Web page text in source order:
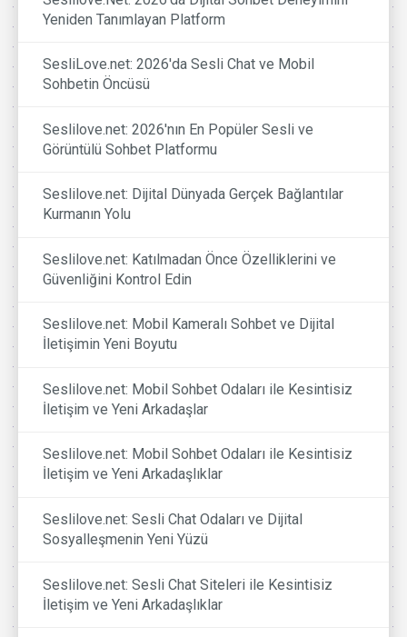
Yeniden Tanımlayan Platform
SesliLove.net: 2026'da Sesli Chat ve Mobil
Sohbetin Öncüsü
Seslilove.net: 2026'nın En Popüler Sesli ve
Görüntülü Sohbet Platformu
Seslilove.net: Dijital Dünyada Gerçek Bağlantılar
Kurmanın Yolu
Seslilove.net: Katılmadan Önce Özelliklerini ve
Güvenliğini Kontrol Edin
Seslilove.net: Mobil Kameralı Sohbet ve Dijital
İletişimin Yeni Boyutu
Seslilove.net: Mobil Sohbet Odaları ile Kesintisiz
İletişim ve Yeni Arkadaşlar
Seslilove.net: Mobil Sohbet Odaları ile Kesintisiz
İletişim ve Yeni Arkadaşlıklar
Seslilove.net: Sesli Chat Odaları ve Dijital
Sosyalleşmenin Yeni Yüzü
Seslilove.net: Sesli Chat Siteleri ile Kesintisiz
İletişim ve Yeni Arkadaşlıklar